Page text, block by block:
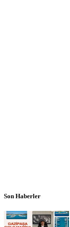
Son Haberler